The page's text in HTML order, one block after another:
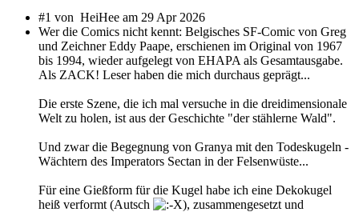
#1 von HeiHee am 29 Apr 2026
Wer die Comics nicht kennt: Belgisches SF-Comic von Greg
und Zeichner Eddy Paape, erschienen im Original von 1967
bis 1994, wieder aufgelegt von EHAPA als Gesamtausgabe.
Als ZACK! Leser haben die mich durchaus geprägt...
Die erste Szene, die ich mal versuche in die dreidimensionale
Welt zu holen, ist aus der Geschichte "der stählerne Wald".
Und zwar die Begegnung von Granya mit den Todeskugeln -
Wächtern des Imperators Sectan in der Felsenwüste...
Für eine Gießform für die Kugel habe ich eine Dekokugel
heiß verformt (Autsch
), zusammengesetzt und